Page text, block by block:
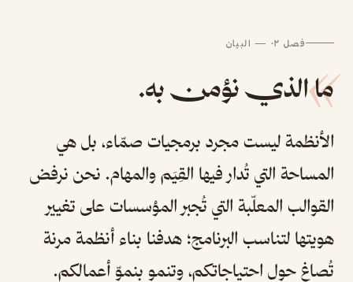
فصل ٠٢ — البيان»
ما الذي نؤمن به.
الأنظمة ليست مجرد برمجيات صمّاء، بل هي
المساحة التي تُدار فيها القِيَم والمهام. نحن نرفض
القوالب المعلّبة التي تُجبر المؤسسات على تغيير
هويتها لتناسب البرنامج؛ هدفنا بناء أنظمة مرنة
تُصاغ حول احتياجاتكم، وتنمو بنموّ أعمالكم.